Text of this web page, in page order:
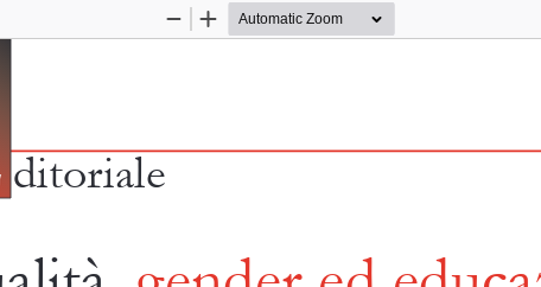
Zoom
Zoom
ditoriale
09:46  Pagina 3